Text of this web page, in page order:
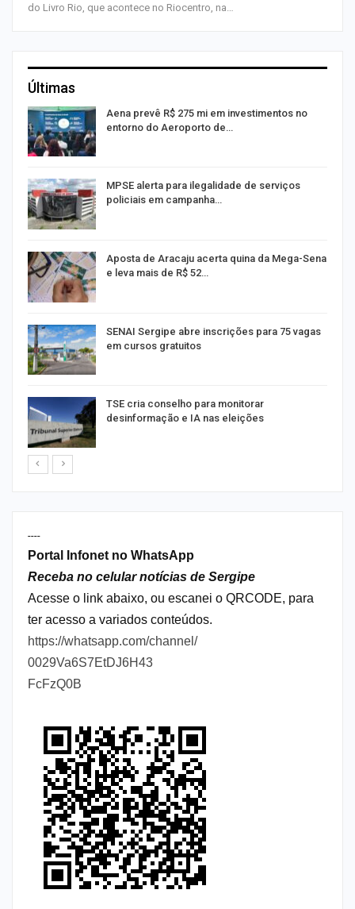
do Livro Rio, que acontece no Riocentro, na…
Últimas
Aena prevê R$ 275 mi em investimentos no
entorno do Aeroporto de…
MPSE alerta para ilegalidade de serviços
policiais em campanha…
Aposta de Aracaju acerta quina da Mega-Sena
e leva mais de R$ 52…
SENAI Sergipe abre inscrições para 75 vagas
em cursos gratuitos
TSE cria conselho para monitorar
desinformação e IA nas eleições
----
Portal Infonet no WhatsApp
Receba no celular notícias de Sergipe
Acesse o link abaixo, ou escanei o QRCODE, para
ter acesso a variados conteúdos.
https://whatsapp.com/channel/
0029Va6S7EtDJ6H43
FcFzQ0B